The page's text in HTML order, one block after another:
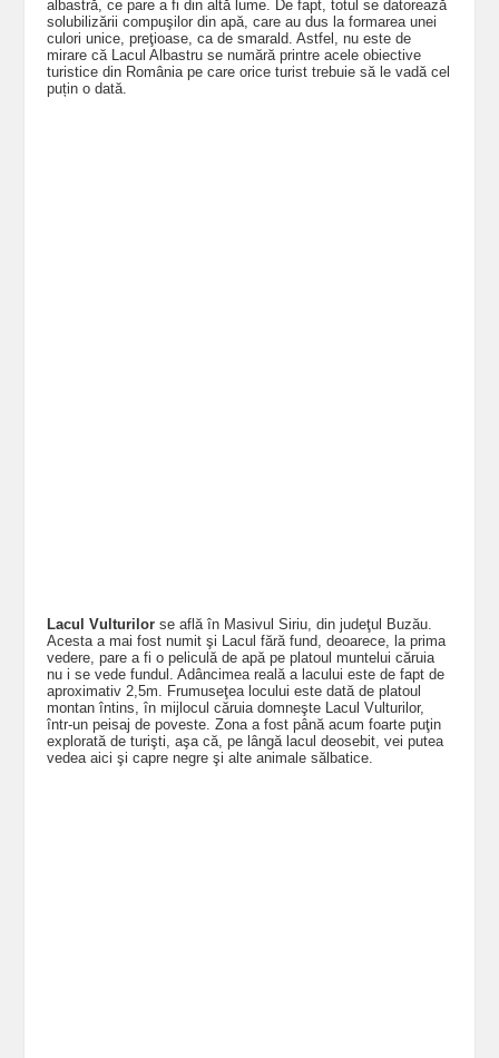
albastră, ce pare a fi din altă lume. De fapt, totul se datorează
solubilizării compuşilor din apă, care au dus la formarea unei
culori unice, preţioase, ca de smarald. Astfel, nu este de
mirare că Lacul Albastru se numără printre acele obiective
turistice din România pe care orice turist trebuie să le vadă cel
puțin o dată.
Lacul Vulturilor se află în Masivul Siriu, din judeţul Buzău.
Acesta a mai fost numit şi Lacul fără fund, deoarece, la prima
vedere, pare a fi o peliculă de apă pe platoul muntelui căruia
nu i se vede fundul. Adâncimea reală a lacului este de fapt de
aproximativ 2,5m. Frumuseţea locului este dată de platoul
montan întins, în mijlocul căruia domneşte Lacul Vulturilor,
într-un peisaj de poveste. Zona a fost până acum foarte puţin
explorată de turişti, aşa că, pe lângă lacul deosebit, vei putea
vedea aici şi capre negre şi alte animale sălbatice.